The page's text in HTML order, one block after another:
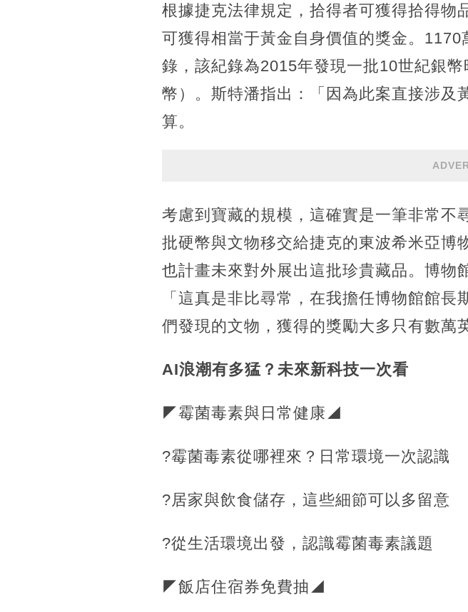
根據捷克法律規定，拾得者可獲得拾得物
可獲得相當于黃金自身價值的獎金。
錄，該紀錄為2015年發現一批10世紀銀
幣）。斯特潘指出：「因為此案直接涉及
算。
考慮到寶藏的規模，這確實是一筆非常不
批硬幣與文物移交給捷克的東波希米亞
也計畫未來對外展出這批珍貴藏品。博
「這真是非比尋常，在我擔任博物館館
們發現的文物，獲得的獎勵大多只有數萬
AI浪潮有多猛？未來新科技一次看
◤霉菌毒素與日常健康◢
?霉菌毒素從哪裡來？日常環境一次認識
?居家與飲食儲存，這些細節可以多留意
?從生活環境出發，認識霉菌毒素議題
◤飯店住宿券免費抽◢